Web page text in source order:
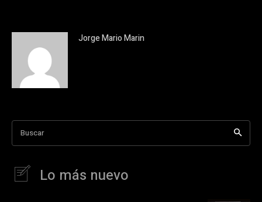
Jorge Mario Marin
Buscar
Lo más nuevo